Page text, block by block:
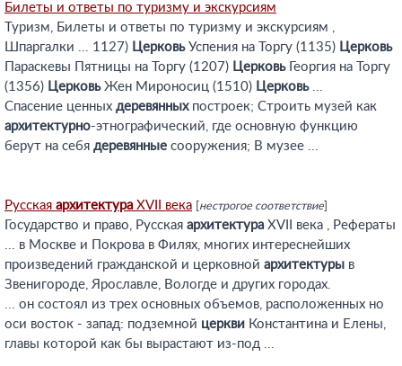
Билеты и ответы по туризму и экскурсиям
Туризм, Билеты и ответы по туризму и экскурсиям ,
Шпаргалки ... 1127) ЦерковьУспения на Торгу (1135) Церковь
Параскевы Пятницы на Торгу (1207) ЦерковьГеоргия на Торгу
(1356) ЦерковьЖен Мироносиц (1510) Церковь...
Спасение ценных деревянныхпостроек; Строить музей как
архитектурно-этнографический, где основную функцию
берут на себя деревянные сооружения; В музее ...
Русская архитектураXVII века нестрогое соответствие
Государство и право, Русская архитектура XVII века , Рефераты
... в Москве и Покрова в Филях, многих интереснейших
произведений гражданской и церковной архитектуры в
Звенигороде, Ярославле, Вологде и других городах.
... он состоял из трех основных объемов, расположенных но
оси восток - запад: подземной церкви Константина и Елены,
главы которой как бы вырастают из-под ...